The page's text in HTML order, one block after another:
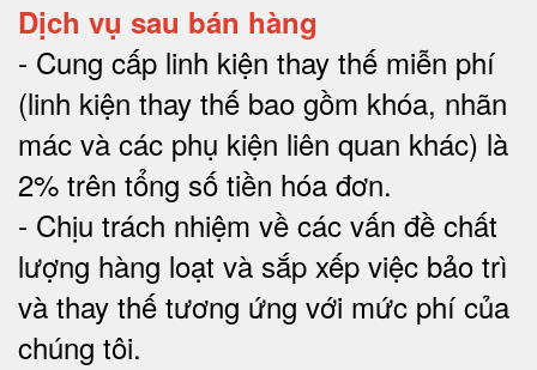
Dịch vụ sau bán hàng
- Cung cấp linh kiện thay thế miễn phí
(linh kiện thay thế bao gồm khóa, nhãn
mác và các phụ kiện liên quan khác) là
2% trên tổng số tiền hóa đơn.
- Chịu trách nhiệm về các vấn đề chất
lượng hàng loạt và sắp xếp việc bảo trì
và thay thế tương ứng với mức phí của
chúng tôi.